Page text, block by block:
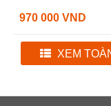
970 000 VND
XEM